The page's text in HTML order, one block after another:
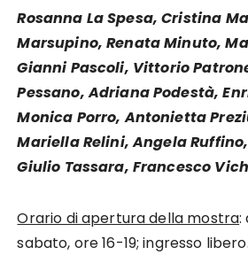
Rosanna La Spesa, Cristina
Marsupino, Renata Minuto,
Gianni Pascoli, Vittorio
Pessano, Adriana Podestà,
Monica Porro, Antonietta
Mariella Relini, Angela
Giulio Tassara, Francesco
Orario di apertura della mostra:
sabato, ore 16-19; ingresso libero.